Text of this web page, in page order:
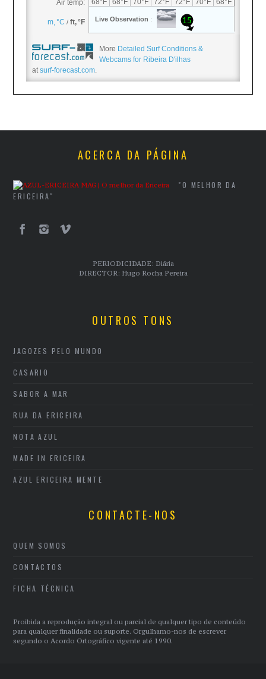
More Detailed Surf Conditions &
Webcams for Ribeira D'ilhas
atsurf-forecast.com.
ACERCA DA PÁGINA
"O MELHOR DA
ERICEIRA"
PERIODICIDADE: Diária
DIRECTOR: Hugo Rocha Pereira
OUTROS TONS
JAGOZES PELO MUNDO
CASARIO
SABOR A MAR
RUA DA ERICEIRA
NOTA AZUL
MADE IN ERICEIRA
AZUL ERICEIRA MENTE
CONTACTE-NOS
QUEM SOMOS
CONTACTOS
FICHA TÉCNICA
Proibida a reprodução integral ou parcial de qualquer tipo de conteúdo
para qualquer finalidade ou suporte. Orgulhamo-nos de escrever
segundo o Acordo Ortográfico vigente até 1990.